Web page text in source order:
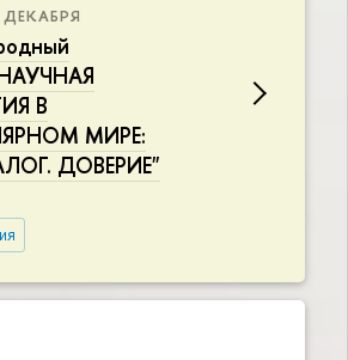
В
МИРЕ:
ДОВЕРИЕ"